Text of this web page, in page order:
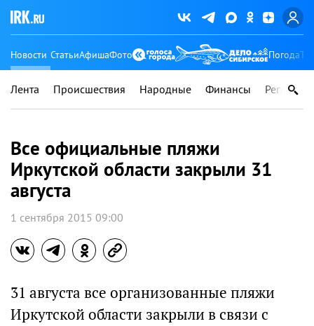
Новости СтатьиАфишаФото Погода
Лента Происшествия Народные Финансы Регионы
Все официальные пляжи
Иркутской области закрыли 31
августа
1 сентября 2015 09:00
31 августа все организованные пляжи
Иркутской области закрыли в связи с